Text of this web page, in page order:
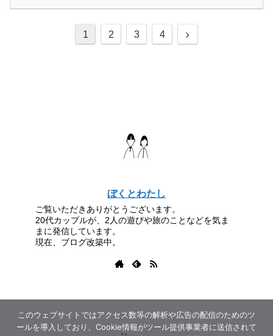
1 2 3 4
ぼくとわたし
ご覧いただきありがとうございます。
20代カップルが、2人の遊びや旅のことなどを気ま
まに発信しています。
現在、ブログ改築中。
このウェブサイトではアクセス数等の解析や広告の配信のためのツ
ールを導入しており、Cookie情報がツール提供事業者に送信されて